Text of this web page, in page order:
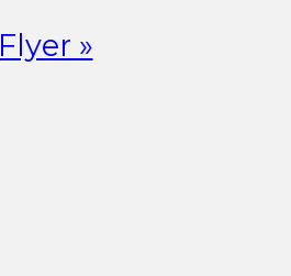
Flyer »